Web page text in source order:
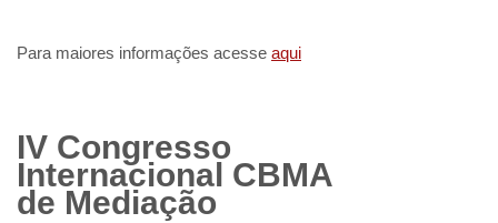
Para maiores informações acesse aqui
IV Congresso
Internacional CBMA
de Mediação